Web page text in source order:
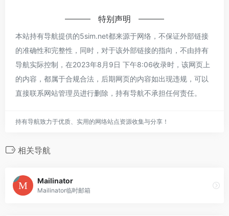
特别声明
本站持有导航提供的5sim.net都来源于网络，不保证外部链接
的准确性和完整性，同时，对于该外部链接的指向，不由持有
导航实际控制，在2023年8月9日 下午8:06收录时，该网页上
的内容，都属于合规合法，后期网页的内容如出现违规，可以
直接联系网站管理员进行删除，持有导航不承担任何责任。
持有导航致力于优质、实用的网络站点资源收集与分享！
相关导航
Mailinator
Mailinator临时邮箱